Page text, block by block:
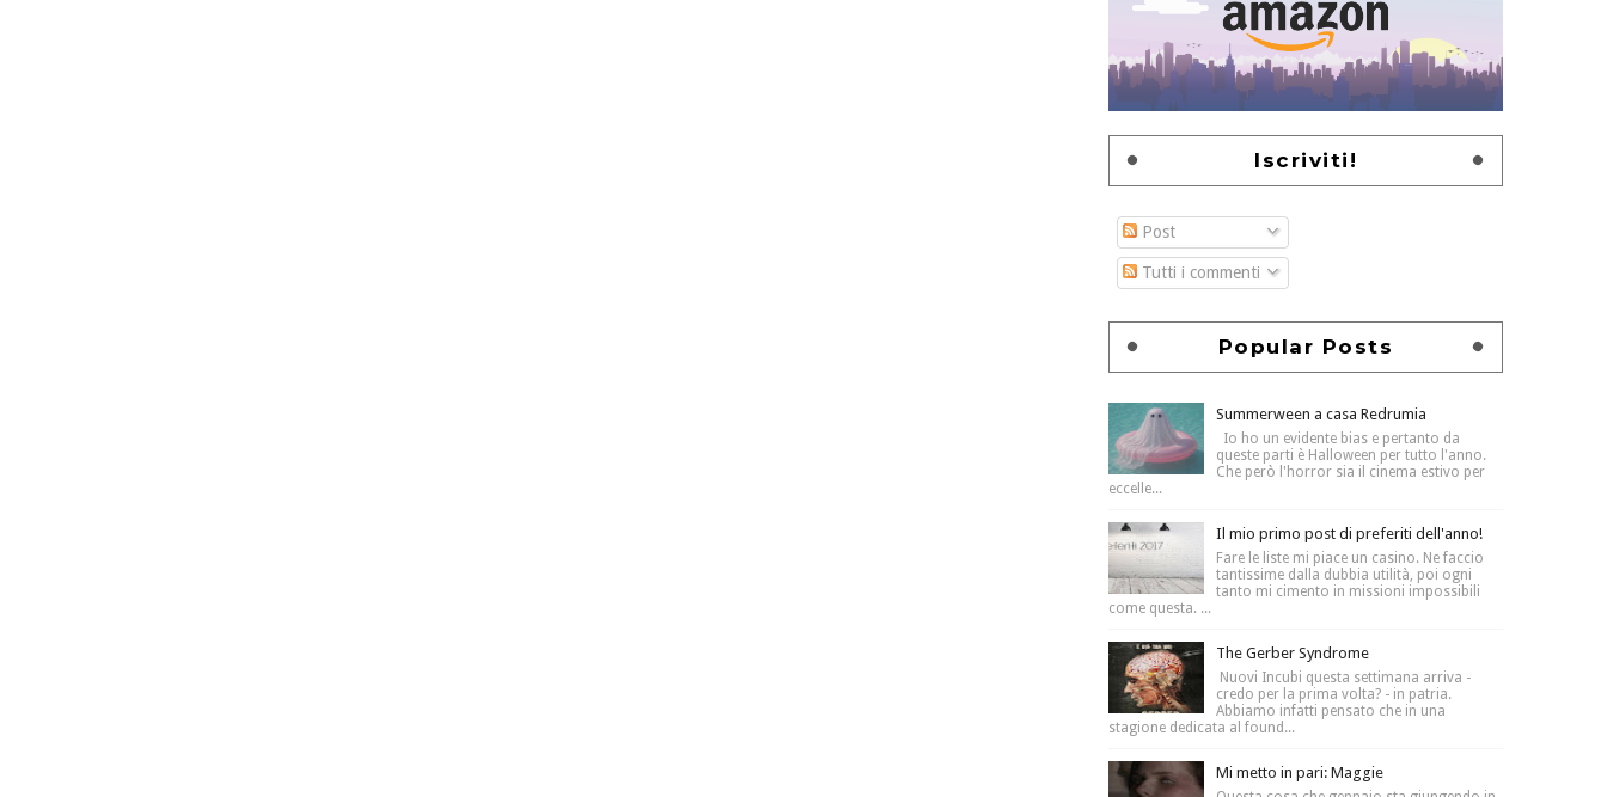
Iscriviti!
Post
Tutti i commenti
Popular Posts
Summerween a casa Redrumia
Io ho un evidente bias e pertanto da
queste parti è Halloween per tutto l'anno.
Che però l'horror sia il cinema estivo per
eccelle...
Il mio primo post di preferiti dell'anno!
Fare le liste mi piace un casino. Ne faccio
tantissime dalla dubbia utilità, poi ogni
tanto mi cimento in missioni impossibili
come questa. ...
The Gerber Syndrome
Nuovi Incubi questa settimana arriva -
credo per la prima volta? - in patria.
Abbiamo infatti pensato che in una
stagione dedicata al found...
Mi metto in pari: Maggie